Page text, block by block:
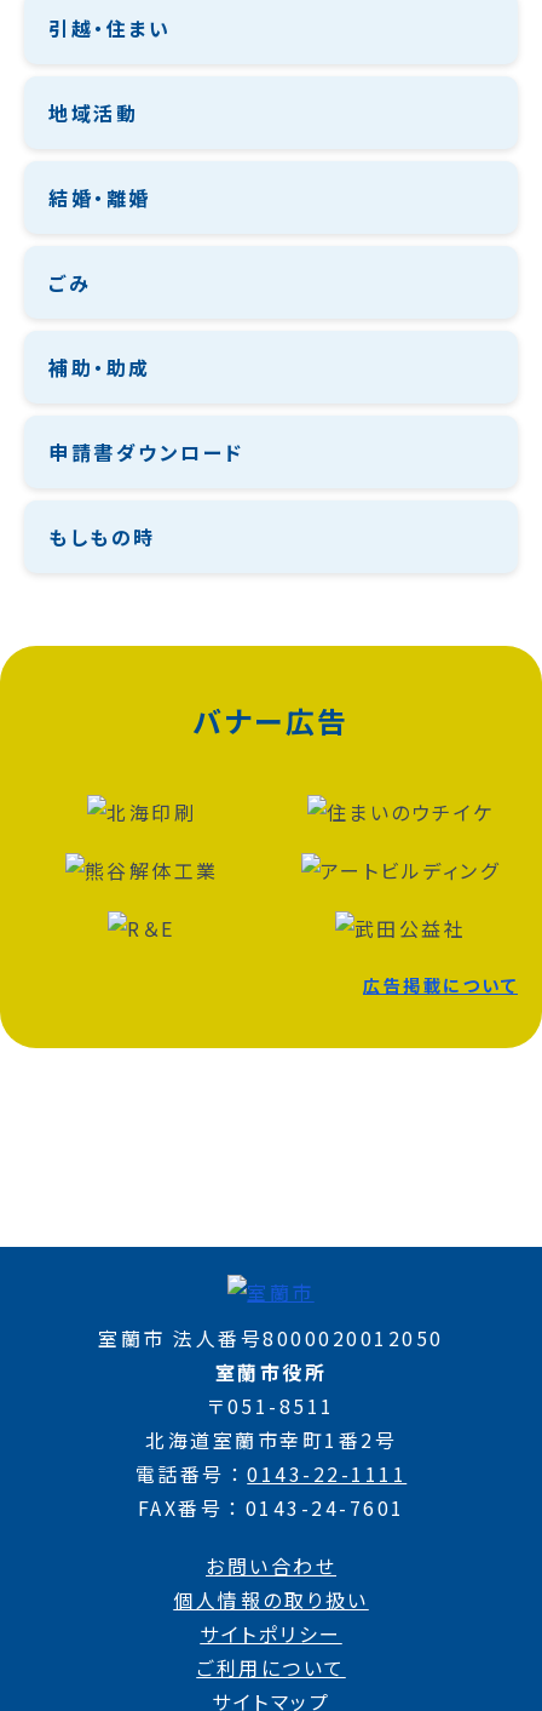
引越・住まい
地域活動
結婚・離婚
ごみ
補助・助成
申請書ダウンロード
もしもの時
バナー広告
広告掲載について
室蘭市 法人番号8000020012050
室蘭市役所
〒051-8511
北海道室蘭市幸町1番2号
電話番号
0143-22-1111
FAX番号
0143-24-7601
お問い合わせ
個人情報の取り扱い
サイトポリシー
ご利用について
サイトマップ